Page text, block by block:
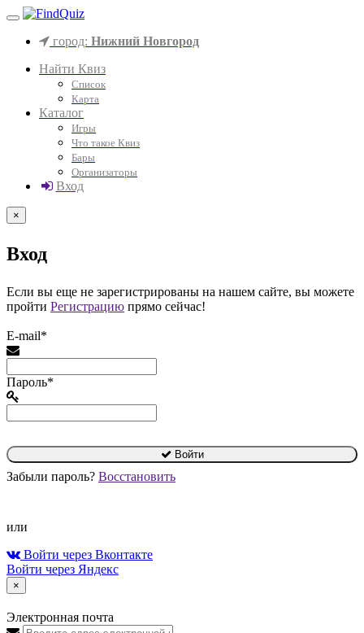
город: Нижний Новгород
Найти Квиз
Список
Карта
Каталог
Игры
Что такое Квиз
Бары
Организаторы
Вход
×
Вход
Если вы еще не зарегистрированы на нашем сайте, вы можете
пройти Регистрацию прямо сейчас!
E-mail*
Пароль*
Войти
Забыли пароль? Восстановить
или
Войти через Вконтакте
Войти через Яндекс
×
Электронная почта